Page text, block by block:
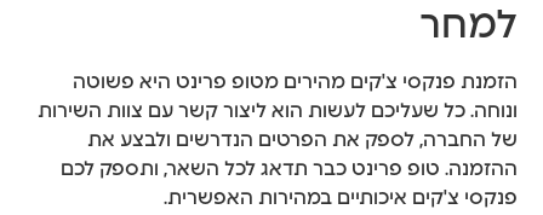
למחר
הזמנת פנקסי צ'קים מהירים מטופ פרינט היא פשוטה
ונוחה. כל שעליכם לעשות הוא ליצור קשר עם צוות השירות
של החברה, לספק את הפרטים הנדרשים ולבצע את
ההזמנה. טופ פרינט כבר תדאג לכל השאר, ותספק לכם
פנקסי צ'קים איכותיים במהירות האפשרית.